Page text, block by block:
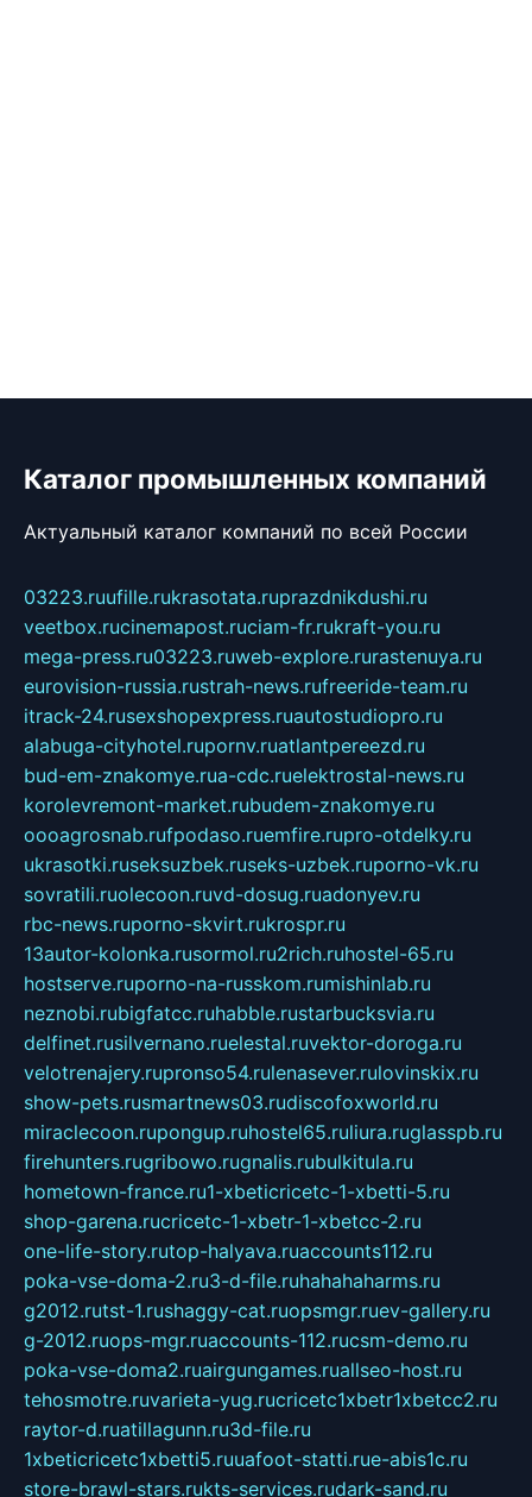
Каталог промышленных компаний
Актуальный каталог компаний по всей России
03223.ruufille.rukrasotata.ruprazdnikdushi.ru
veetbox.rucinemapost.ruciam-fr.rukraft-you.ru
mega-press.ru03223.ruweb-explore.rurastenuya.ru
eurovision-russia.rustrah-news.rufreeride-team.ru
itrack-24.rusexshopexpress.ruautostudiopro.ru
alabuga-cityhotel.rupornv.ruatlantpereezd.ru
bud-em-znakomye.rua-cdc.ruelektrostal-news.ru
korolevremont-market.rubudem-znakomye.ru
oooagrosnab.rufpodaso.ruemfire.rupro-otdelky.ru
ukrasotki.ruseksuzbek.ruseks-uzbek.ruporno-vk.ru
sovratili.ruolecoon.ruvd-dosug.ruadonyev.ru
rbc-news.ruporno-skvirt.rukrospr.ru
13autor-kolonka.rusormol.ru2rich.ruhostel-65.ru
hostserve.ruporno-na-russkom.rumishinlab.ru
neznobi.rubigfatcc.ruhabble.rustarbucksvia.ru
delfinet.rusilvernano.ruelestal.ruvektor-doroga.ru
velotrenajery.rupronso54.rulenasever.rulovinskix.ru
show-pets.rusmartnews03.rudiscofoxworld.ru
miraclecoon.rupongup.ruhostel65.ruliura.ruglasspb.ru
firehunters.rugribowo.rugnalis.rubulkitula.ru
hometown-france.ru1-xbeticricetc-1-xbetti-5.ru
shop-garena.rucricetc-1-xbetr-1-xbetcc-2.ru
one-life-story.rutop-halyava.ruaccounts112.ru
poka-vse-doma-2.ru3-d-file.ruhahahaharms.ru
g2012.rutst-1.rushaggy-cat.ruopsmgr.ruev-gallery.ru
g-2012.ruops-mgr.ruaccounts-112.rucsm-demo.ru
poka-vse-doma2.ruairgungames.ruallseo-host.ru
tehosmotre.ruvarieta-yug.rucricetc1xbetr1xbetcc2.ru
raytor-d.ruatillagunn.ru3d-file.ru
1xbeticricetc1xbetti5.ruuafoot-statti.rue-abis1c.ru
store-brawl-stars.rukts-services.rudark-sand.ru